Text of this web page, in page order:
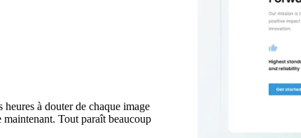
heures à douter de chaque image
Tout paraît beaucoup